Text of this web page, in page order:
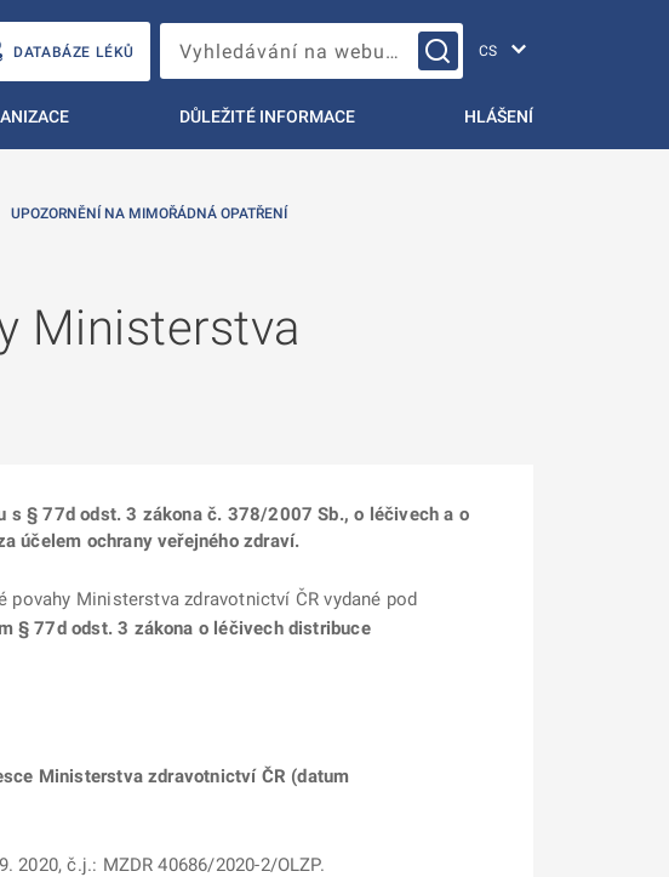
DATABÁZE LÉKŮ Vyhledávání na webu…
DŮLEŽITÉ INFORMACE HLÁŠENÍ
UPOZORNĚNÍ NA MIMOŘÁDNÁ OPATŘENÍ
Ministerstva
s § 77d odst. 3 zákona č. 378/2007 Sb., o léčivech a o
účelem ochrany veřejného zdraví.
Ministerstva zdravotnictví ČR vydané pod
§ 77d odst. 3 zákona o léčivech distribuce
Ministerstva zdravotnictví ČR (datum
č.j.: MZDR 40686/2020-2/OLZP.